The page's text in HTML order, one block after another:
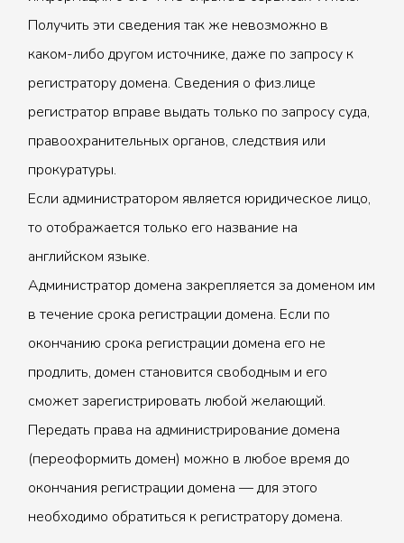
Получить эти сведения так же невозможно в
каком-либо другом источнике, даже по запросу к
регистратору домена. Сведения о физ.лице
регистратор вправе выдать только по запросу суда,
правоохранительных органов, следствия или
прокуратуры.
Если администратором является юридическое лицо,
то отображается только его название на
английском языке.
Администратор домена закрепляется за доменом им
в течение срока регистрации домена. Если по
окончанию срока регистрации домена его не
продлить, домен становится свободным и его
сможет зарегистрировать любой желающий.
Передать права на администрирование домена
(переоформить домен) можно в любое время до
окончания регистрации домена — для этого
необходимо обратиться к регистратору домена.